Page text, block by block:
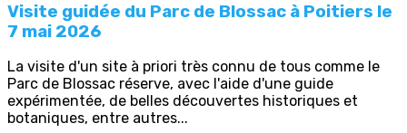
Visite guidée du Parc de Blossac à Poitiers le
7 mai 2026
La visite d'un site à priori très connu de tous comme le
Parc de Blossac réserve, avec l'aide d'une guide
expérimentée, de belles découvertes historiques et
botaniques, entre autres...